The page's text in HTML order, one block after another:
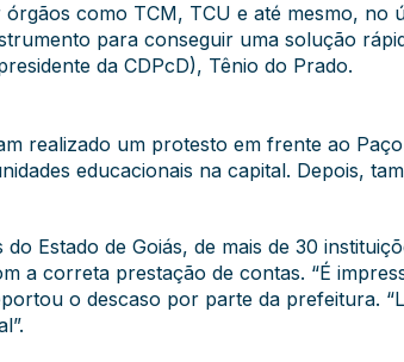
como TCM, TCU e até mesmo, no
para conseguir uma solução
da CDPcD), Tênio do Prado.
realizado um protesto em frente ao
educacionais na capital. Depois,
Estado de Goiás, de mais de 30
a correta prestação de contas. “É
o descaso por parte da prefeitura.